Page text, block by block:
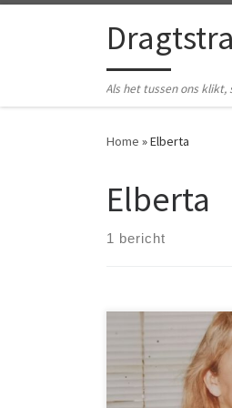
Als het tussen ons klikt,
Home »Elberta
Elberta
1 bericht
Het is weer 18